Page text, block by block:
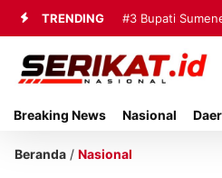
TRENDING #3 Bupati
Ambulans dan
Breaking News Nasional
Beranda / Nasional